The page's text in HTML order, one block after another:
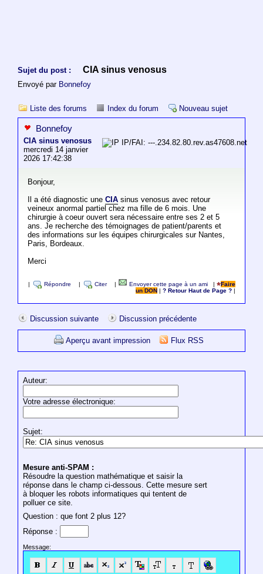
Sujet du post : CIA sinus venosus
Envoyé par Bonnefoy
Liste des forums Index du forum Nouveau sujet
Bonnefoy
CIA sinus venosus
mercredi 14 janvier
2026 17:42:38
IP/FAI: ---.234.82.80.rev.as47608.net
Bonjour,
Il a été diagnostic une CIAsinus venosus avec retour
veineux anormal partiel chez ma fille de 6 mois. Une
chirurgie à coeur ouvert sera nécessaire entre ses 2 et 5
ans. Je recherche des témoignages de patient/parents et
des informations sur les équipes chirurgicales sur Nantes,
Paris, Bordeaux.
Merci
Répondre Citer Envoyer cette page à un ami |
Faire
un DON
|? Retour Haut de Page ?
Discussion suivante Discussion précédente
Aperçu avant impression Flux RSS
Auteur:
Votre adresse électronique:
Sujet:
Mesure anti-SPAM :
Résoudre la question mathématique et saisir la
réponse dans le champ ci-dessous. Cette mesure sert
à bloquer les robots informatiques qui tentent de
polluer ce site.
Question : que font 2 plus 12?
Réponse :
Message: